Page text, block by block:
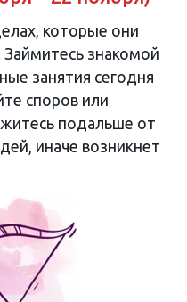
которые они
знакомой
занятия сегодня
споров или
подальше от
иначе возникнет